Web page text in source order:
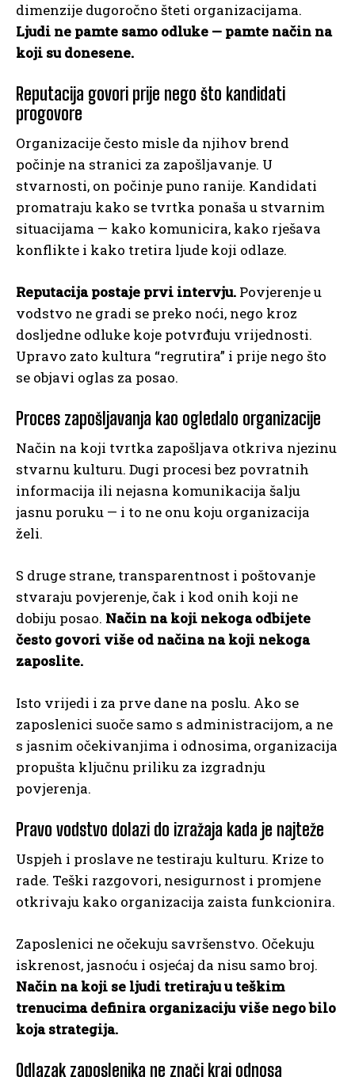
dimenzije dugoročno šteti organizacijama.
Ljudi ne pamte samo odluke — pamte način na
koji su donesene.
Reputacija govori prije nego što kandidati
progovore
Organizacije često misle da njihov brend
počinje na stranici za zapošljavanje. U
stvarnosti, on počinje puno ranije. Kandidati
promatraju kako se tvrtka ponaša u stvarnim
situacijama — kako komunicira, kako rješava
konflikte i kako tretira ljude koji odlaze.
Reputacija postaje prvi intervju. Povjerenje u
vodstvo ne gradi se preko noći, nego kroz
dosljedne odluke koje potvrđuju vrijednosti.
Upravo zato kultura “regrutira” i prije nego što
se objavi oglas za posao.
Proces zapošljavanja kao ogledalo organizacije
Način na koji tvrtka zapošljava otkriva njezinu
stvarnu kulturu. Dugi procesi bez povratnih
informacija ili nejasna komunikacija šalju
jasnu poruku — i to ne onu koju organizacija
želi.
S druge strane, transparentnost i poštovanje
stvaraju povjerenje, čak i kod onih koji ne
dobiju posao. Način na koji nekoga odbijete
često govori više od načina na koji nekoga
zaposlite.
Isto vrijedi i za prve dane na poslu. Ako se
zaposlenici suoče samo s administracijom, a ne
s jasnim očekivanjima i odnosima, organizacija
propušta ključnu priliku za izgradnju
povjerenja.
Pravo vodstvo dolazi do izražaja kada je najteže
Uspjeh i proslave ne testiraju kulturu. Krize to
rade. Teški razgovori, nesigurnost i promjene
otkrivaju kako organizacija zaista funkcionira.
Zaposlenici ne očekuju savršenstvo. Očekuju
iskrenost, jasnoću i osjećaj da nisu samo broj.
Način na koji se ljudi tretiraju u teškim
trenucima definira organizaciju više nego bilo
koja strategija.
Odlazak zaposlenika ne znači kraj odnosa